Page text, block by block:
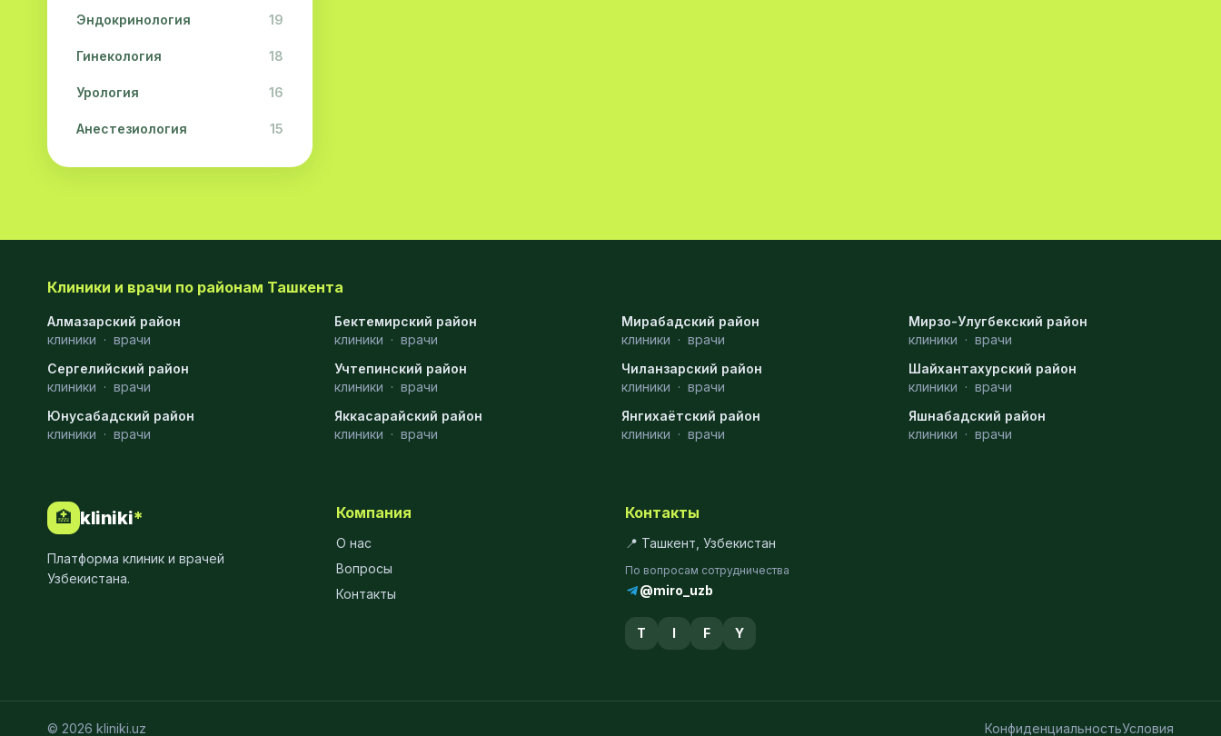
Эндокринология 19
Гинекология 18
Урология 16
Анестезиология 15
Дерматология 15
Акушерство 13
Диагностика
Андрология
Стоматология
МРТ
Ортопедия
Клиники и врачи по районам Ташкента
Алмазарский район
клиники · врачи
Бектемирский район
клиники · врачи
Мирабадский район
клиники · врачи
Мирзо-Улугбекский район
клиники · врачи
Сергелийский район
клиники · врачи
Учтепинский район
клиники · врачи
Чиланзарский район
клиники · врачи
Шайхантахурский район
клиники · врачи
Юнусабадский район
клиники · врачи
Яккасарайский район
клиники · врачи
Янгихаётский район
клиники · врачи
Яшнабадский район
клиники · врачи
🏥 kliniki*
Платформа клиник и врачей
Узбекистана.
Компания
О нас
Вопросы
Контакты
Контакты
📍 Ташкент, Узбекистан
По вопросам сотрудничества
@miro_uzb
T I F Y
© 2026 kliniki.uz КонфиденциальностьУсловия